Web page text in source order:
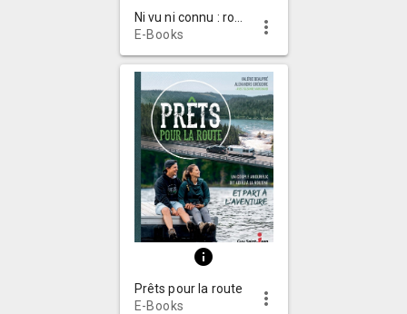
E-Books
more_vert
info
Prêts pour la route
E-Books
more_vert